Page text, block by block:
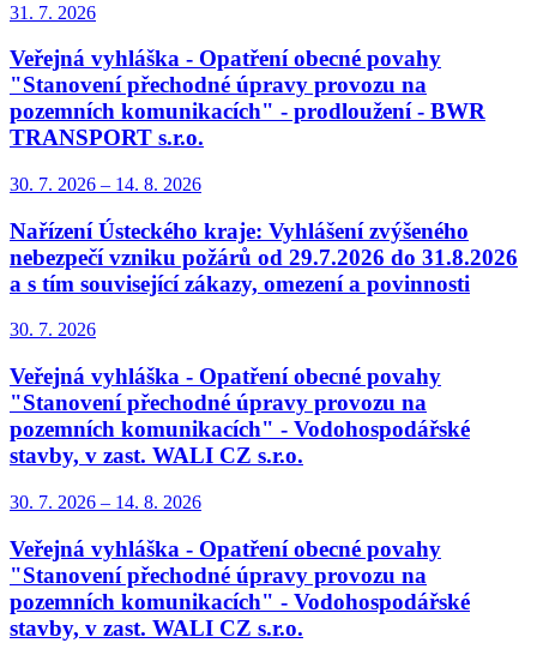
31. 7. 2026
Veřejná vyhláška - Opatření obecné povahy
"Stanovení přechodné úpravy provozu na
pozemních komunikacích" - prodloužení - BWR
TRANSPORT s.r.o.
30. 7. 2026 – 14. 8. 2026
Nařízení Ústeckého kraje: Vyhlášení zvýšeného
nebezpečí vzniku požárů od 29.7.2026 do 31.8.2026
a s tím související zákazy, omezení a povinnosti
30. 7. 2026
Veřejná vyhláška - Opatření obecné povahy
"Stanovení přechodné úpravy provozu na
pozemních komunikacích" - Vodohospodářské
stavby, v zast. WALI CZ s.r.o.
30. 7. 2026 – 14. 8. 2026
Veřejná vyhláška - Opatření obecné povahy
"Stanovení přechodné úpravy provozu na
pozemních komunikacích" - Vodohospodářské
stavby, v zast. WALI CZ s.r.o.